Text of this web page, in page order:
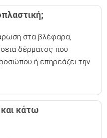
στα βλέφαρα,
δέρματος που
ή επηρεάζει την
κάτω